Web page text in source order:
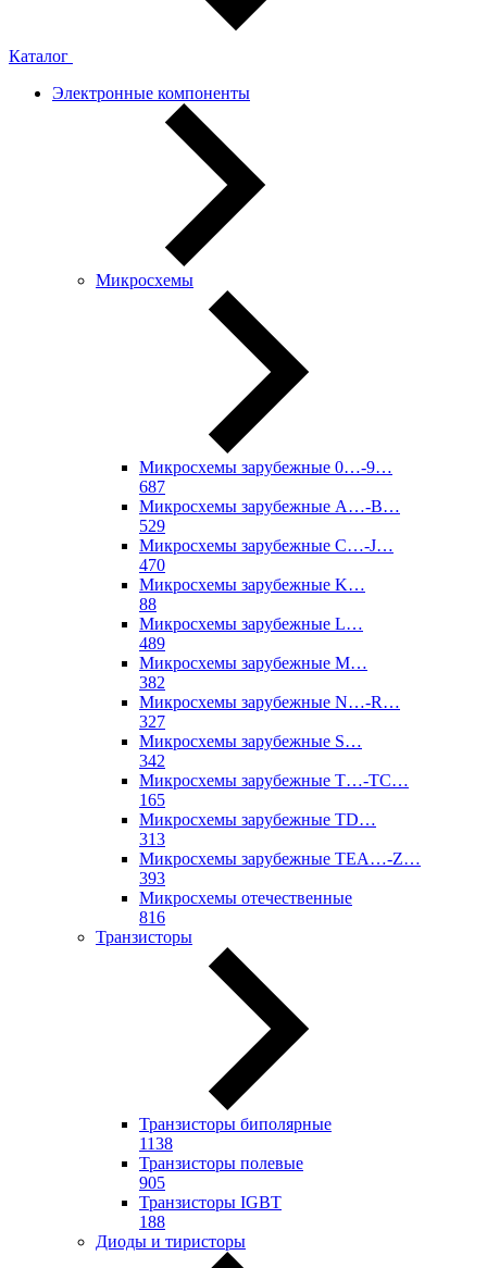
Каталог
Электронные компоненты
Микросхемы
Микросхемы зарубежные 0…-9…
687
Микросхемы зарубежные A…-B…
529
Микросхемы зарубежные C…-J…
470
Микросхемы зарубежные K…
88
Микросхемы зарубежные L…
489
Микросхемы зарубежные M…
382
Микросхемы зарубежные N…-R…
327
Микросхемы зарубежные S…
342
Микросхемы зарубежные T…-TC…
165
Микросхемы зарубежные TD…
313
Микросхемы зарубежные TEA…-Z…
393
Микросхемы отечественные
816
Транзисторы
Транзисторы биполярные
1138
Транзисторы полевые
905
Транзисторы IGBT
188
Диоды и тиристоры